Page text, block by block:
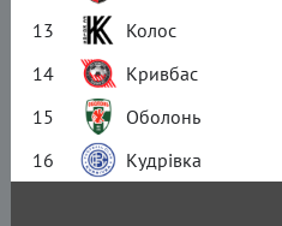
13
Колос
14
Кривбас
15
Оболонь
16
Кудрівка